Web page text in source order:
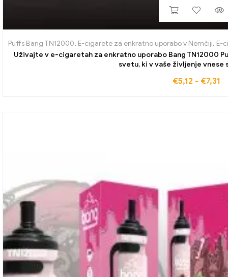
Puffs Bang TN12000, E-cigarete za enkratno uporabo v Nemčiji, E-
Uživajte v e-cigaretah za enkratno uporabo Bang TN12000
svetu, ki v vaše življenje vnese
€5,12 - €7,31